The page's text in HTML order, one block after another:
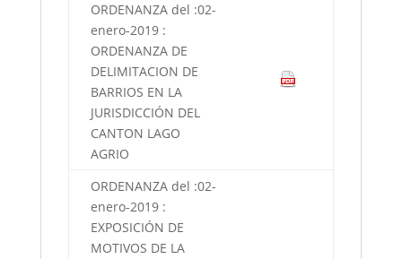
ORDENANZA del :02-
enero-2019 :
ORDENANZA DE
DELIMITACION DE
BARRIOS EN LA
JURISDICCIÓN DEL
CANTON LAGO
AGRIO
ORDENANZA del :02-
enero-2019 :
EXPOSICIÓN DE
MOTIVOS DE LA